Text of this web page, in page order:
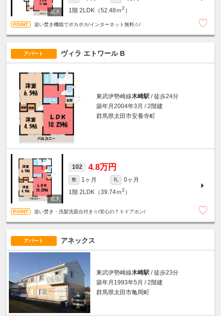
1階 2LDK（52.48ｍ2 ）
追い焚き機能でポカポカ/インターネット無料☆/
アパート ヴィラ エトワール B
東武伊勢崎線木崎駅 / 徒歩24分
築年月2004年3月 / 2階建
群馬県太田市安養寺町
102 4.8万円
敷 1ヶ月 礼
0ヶ月
1階 2LDK（39.74ｍ2 ）
追い焚き・洗髪洗面台付き☆/安心のＴＶドアホン/
アパート アネックス
東武伊勢崎線木崎駅 / 徒歩23分
築年月1993年5月 / 2階建
群馬県太田市亀岡町